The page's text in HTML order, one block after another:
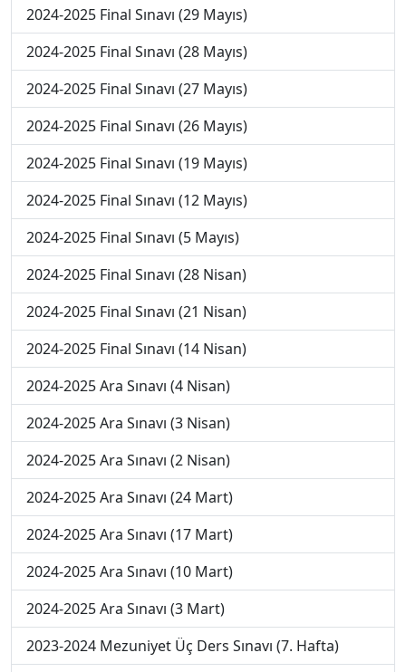
2024-2025 Final Sınavı (29 Mayıs)
2024-2025 Final Sınavı (28 Mayıs)
2024-2025 Final Sınavı (27 Mayıs)
2024-2025 Final Sınavı (26 Mayıs)
2024-2025 Final Sınavı (19 Mayıs)
2024-2025 Final Sınavı (12 Mayıs)
2024-2025 Final Sınavı (5 Mayıs)
2024-2025 Final Sınavı (28 Nisan)
2024-2025 Final Sınavı (21 Nisan)
2024-2025 Final Sınavı (14 Nisan)
2024-2025 Ara Sınavı (4 Nisan)
2024-2025 Ara Sınavı (3 Nisan)
2024-2025 Ara Sınavı (2 Nisan)
2024-2025 Ara Sınavı (24 Mart)
2024-2025 Ara Sınavı (17 Mart)
2024-2025 Ara Sınavı (10 Mart)
2024-2025 Ara Sınavı (3 Mart)
2023-2024 Mezuniyet Üç Ders Sınavı (7. Hafta)